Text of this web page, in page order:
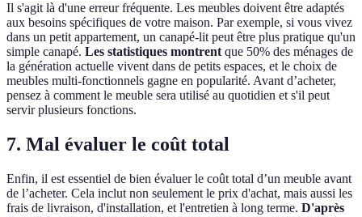
Il s'agit là d'une erreur fréquente. Les meubles doivent être adaptés
aux besoins spécifiques de votre maison. Par exemple, si vous vivez
dans un petit appartement, un canapé-lit peut être plus pratique qu'un
simple canapé. Les statistiques montrentque 50% des ménages de
la génération actuelle vivent dans de petits espaces, et le choix de
meubles multi-fonctionnels gagne en popularité. Avant d’acheter,
pensez à comment le meuble sera utilisé au quotidien et s'il peut
servir plusieurs fonctions.
7. Mal évaluer le coût total
Enfin, il est essentiel de bien évaluer le coût total d’un meuble avant
de l’acheter. Cela inclut non seulement le prix d'achat, mais aussi les
frais de livraison, d'installation, et l'entretien à long terme. D'après